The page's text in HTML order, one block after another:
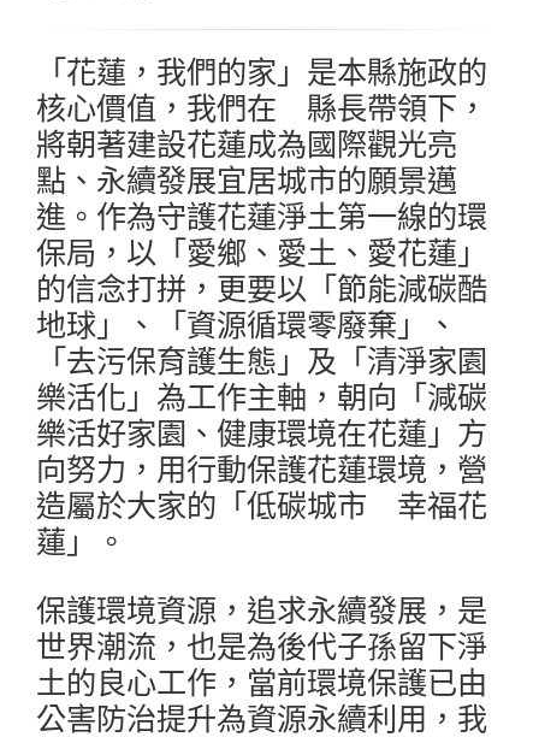
「花蓮，我們的家」是本縣施政的
核心價值，我們在 縣長帶領下，
將朝著建設花蓮成為國際觀光亮
點、永續發展宜居城市的願景邁
進。作為守護花蓮淨土第一線的環
保局，以「愛鄉、愛土、愛花蓮」
的信念打拼，更要以「節能減碳酷
地球」、「資源循環零廢棄」、
「去污保育護生態」及「清淨家園
樂活化」為工作主軸，朝向「減碳
樂活好家園、健康環境在花蓮」方
向努力，用行動保護花蓮環境，營
造屬於大家的「低碳城市 幸福花
蓮」。
保護環境資源，追求永續發展，是
世界潮流，也是為後代子孫留下淨
土的良心工作，當前環境保護已由
公害防治提升為資源永續利用，我